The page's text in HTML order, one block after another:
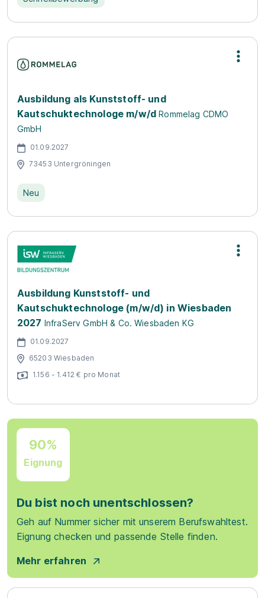
Ausbildung als Kunststoff- und
Kautschuktechnologe m/w/d Rommelag CDMO
GmbH
01.09.2027
73453 Untergröningen
Neu
Ausbildung Kunststoff- und
Kautschuktechnologe (m/w/d) in Wiesbaden
2027 InfraServ GmbH & Co. Wiesbaden KG
01.09.2027
65203 Wiesbaden
1.156 - 1.412 € pro Monat
90%
Eignung
Du bist noch unentschlossen?
Geh auf Nummer sicher mit unserem Berufswahltest.
Eignung checken und passende Stelle finden.
Mehr erfahren